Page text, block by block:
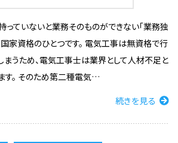
っていないと業務そのものができない「業務独
国家資格のひとつです。 電気工事は無資格で行
まうため、電気工事士は業界として人材不足と
す。 そのため第二種電気…
続きを見る